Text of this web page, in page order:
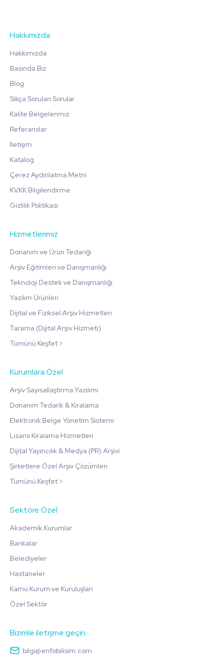
Hakkımızda
Hakkımızda
Basında Biz
Blog
Sıkça Sorulan Sorular
Kalite Belgelerimiz
Referanslar
İletişim
Katalog
Çerez Aydınlatma Metni
KVKK Bilgilendirme
Gizlilik Politikası
Hizmetlerimiz
Donanım ve Ürün Tedariği
Arşiv Eğitimleri ve Danışmanlığı
Teknoloji Destek ve Danışmanlığı
Yazılım Ürünleri
Dijital ve Fiziksel Arşiv Hizmetleri
Tarama (Dijital Arşiv Hizmeti)
Tümünü Keşfet >
Kurumlara Özel
Arşiv Sayısallaştırma Yazılımı
Donanım Tedarik & Kiralama
Elektronik Belge Yönetim Sistemi
Lisans Kiralama Hizmetleri
Dijital Yayıncılık & Medya (PR) Arşivi
Şirketlere Özel Arşiv Çözümleri
Tümünü Keşfet >
Sektöre Özel
Akademik Kurumlar
Bankalar
Belediyeler
Hastaneler
Kamu Kurum ve Kuruluşları
Özel Sektör
Bizimle iletişme geçin
bilgi@enfobilisim.com